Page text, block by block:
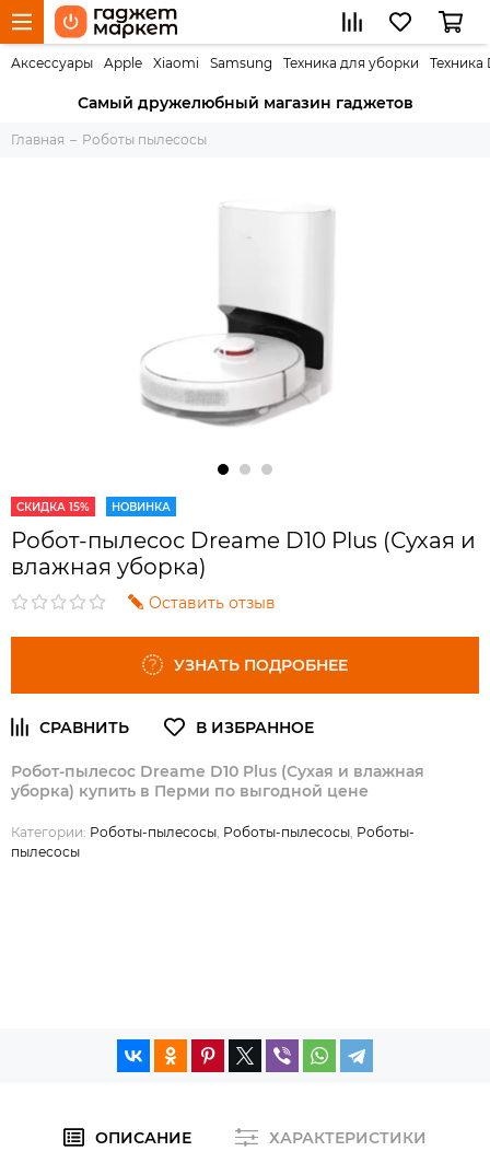
Аксессуары Apple Xiaomi Samsung Техника для уборки Техника
Самый дружелюбный магазин гаджетов
Главная Роботы пылесосы
СКИДКА 15% НОВИНКА
Робот-пылесос Dreame D10 Plus (Сухая и
влажная уборка)
Оставить отзыв
УЗНАТЬ ПОДРОБНЕЕ
Робот-пылесос Dreame D10 Plus (Сухая и влажная
уборка) купить в Перми по выгодной цене
Категории: Роботы-пылесосы Роботы-пылесосы Роботы-
пылесосы
ОПИСАНИЕ
ХАРАКТЕРИСТИКИ